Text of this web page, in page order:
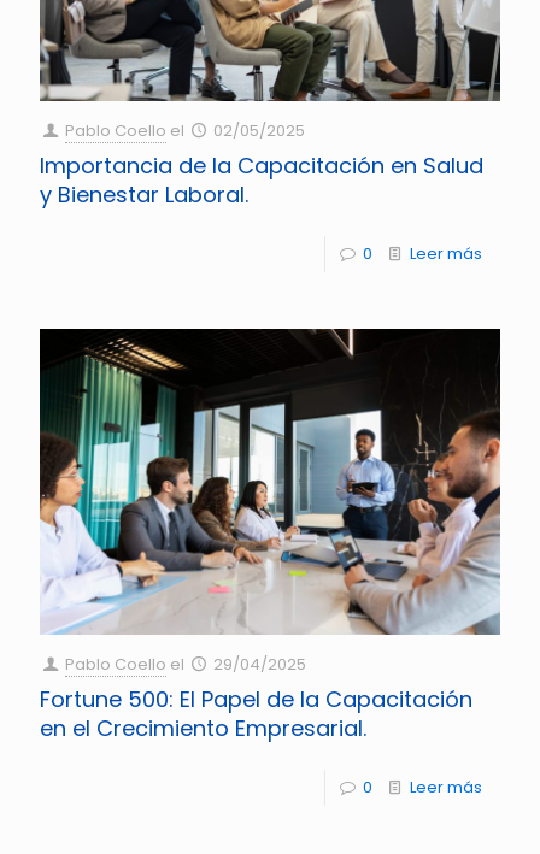
Pablo Coello el 02/05/2025
Importancia de la Capacitación en Salud
y Bienestar Laboral.
0 Leer más
Pablo Coello el 29/04/2025
Fortune 500: El Papel de la Capacitación
en el Crecimiento Empresarial.
0 Leer más